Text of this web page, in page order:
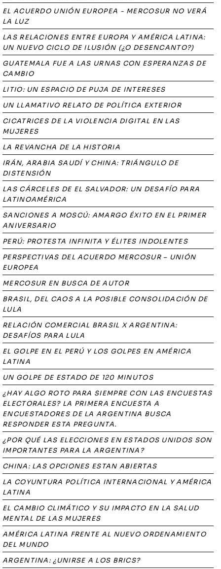
EL ACUERDO UNIÓN EUROPEA - MERCOSUR NO VERÁ
LA LUZ
LAS RELACIONES ENTRE EUROPA Y AMÉRICA LATINA:
UN NUEVO CICLO DE ILUSIÓN (¿O DESENCANTO?)
GUATEMALA FUE A LAS URNAS CON ESPERANZAS DE
CAMBIO
LITIO: UN ESPACIO DE PUJA DE INTERESES
UN LLAMATIVO RELATO DE POLÍTICA EXTERIOR
CICATRICES DE LA VIOLENCIA DIGITAL EN LAS
MUJERES
LA REVANCHA DE LA HISTORIA
IRÁN, ARABIA SAUDÍ Y CHINA: TRIÁNGULO DE
DISTENSIÓN
LAS CÁRCELES DE EL SALVADOR: UN DESAFÍO PARA
LATINOAMÉRICA
SANCIONES A MOSCÚ: AMARGO ÉXITO EN EL PRIMER
ANIVERSARIO
PERÚ: PROTESTA INFINITA Y ÉLITES INDOLENTES
PERSPECTIVAS DEL ACUERDO MERCOSUR – UNIÓN
EUROPEA
MERCOSUR EN BUSCA DE AUTOR
BRASIL, DEL CAOS A LA POSIBLE CONSOLIDACIÓN DE
LULA
RELACIÓN COMERCIAL BRASIL X ARGENTINA:
DESAFÍOS PARA LULA
EL GOLPE EN EL PERÚ Y LOS GOLPES EN AMÉRICA
LATINA
UN GOLPE DE ESTADO DE 120 MINUTOS
¿HAY ALGO ROTO PARA SIEMPRE CON LAS ENCUESTAS
ELECTORALES? LA PRIMERA ENCUESTA A
ENCUESTADORES DE LA ARGENTINA BUSCA
RESPONDER ESTA PREGUNTA.
¿POR QUÉ LAS ELECCIONES EN ESTADOS UNIDOS SON
IMPORTANTES PARA LA ARGENTINA?
CHINA: LAS OPCIONES ESTAN ABIERTAS
LA COYUNTURA POLÍTICA INTERNACIONAL Y AMÉRICA
LATINA
EL CAMBIO CLIMÁTICO Y SU IMPACTO EN LA SALUD
MENTAL DE LAS MUJERES
AMÉRICA LATINA FRENTE AL NUEVO ORDENAMIENTO
DEL MUNDO
ARGENTINA: ¿UNIRSE A LOS BRICS?